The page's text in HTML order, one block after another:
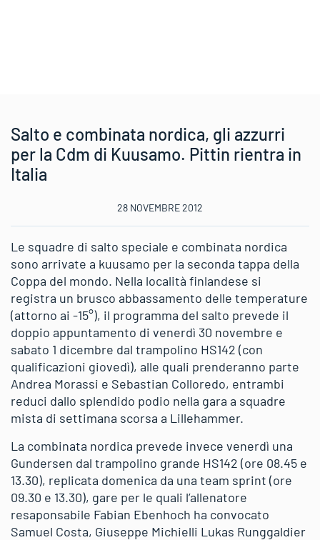
Salto e combinata nordica, gli azzurri
per la Cdm di Kuusamo. Pittin rientra in
Italia
28 NOVEMBRE 2012
Le squadre di salto speciale e combinata nordica
sono arrivate a kuusamo per la seconda tappa della
Coppa del mondo. Nella località finlandese si
registra un brusco abbassamento delle temperature
(attorno ai -15°), il programma del salto prevede il
doppio appuntamento di venerdì 30 novembre e
sabato 1 dicembre dal trampolino HS142 (con
qualificazioni giovedì), alle quali prenderanno parte
Andrea Morassi e Sebastian Colloredo, entrambi
reduci dallo splendido podio nella gara a squadre
mista di settimana scorsa a Lillehammer.
La combinata nordica prevede invece venerdì una
Gundersen dal trampolino grande HS142 (ore 08.45 e
13.30), replicata domenica da una team sprint (ore
09.30 e 13.30), gare per le quali l’allenatore
resaponsabile Fabian Ebenhoch ha convocato
Samuel Costa, Giuseppe Michielli Lukas Runggaldier